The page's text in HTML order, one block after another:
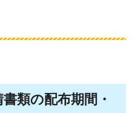
類の配布期間・